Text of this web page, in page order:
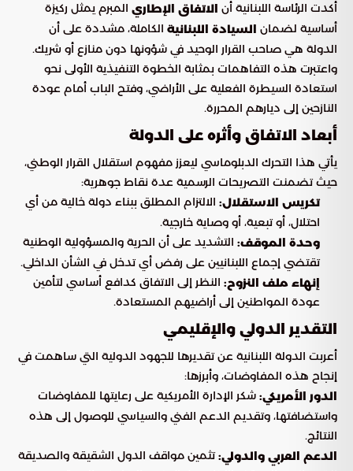
أكدت الرئاسة اللبنانية أن الاتفاق الإطاري المبرم يمثل ركيزة
أساسية لضمان السيادة اللبنانية الكاملة، مشددة على أن
الدولة هي صاحب القرار الوحيد في شؤونها دون منازع أو شريك.
واعتبرت هذه التفاهمات بمثابة الخطوة التنفيذية الأولى نحو
استعادة السيطرة الفعلية على الأراضي، وفتح الباب أمام عودة
النازحين إلى ديارهم المحررة.
أبعاد الاتفاق وأثره على الدولة
يأتي هذا التحرك الدبلوماسي ليعزز مفهوم استقلال القرار الوطني،
حيث تضمنت التصريحات الرسمية عدة نقاط جوهرية:
تكريس الاستقلال: الالتزام المطلق ببناء دولة خالية من أي
احتلال، أو تبعية، أو وصاية خارجية.
وحدة الموقف: التشديد على أن الحرية والمسؤولية الوطنية
تقتضي إجماع اللبنانيين على رفض أي تدخل في الشأن الداخلي.
إنهاء ملف النزوح: النظر إلى الاتفاق كدافع أساسي لتأمين
عودة المواطنين إلى أراضيهم المستعادة.
التقدير الدولي والإقليمي
أعربت الدولة اللبنانية عن تقديرها للجهود الدولية التي ساهمت في
إنجاح هذه المفاوضات، وأبرزها:
الدور الأمريكي: شكر الإدارة الأمريكية على رعايتها للمفاوضات
واستضافتها، وتقديم الدعم الفني والسياسي للوصول إلى هذه
النتائج.
الدعم العربي والدولي:تثمين مواقف الدول الشقيقة والصديقة